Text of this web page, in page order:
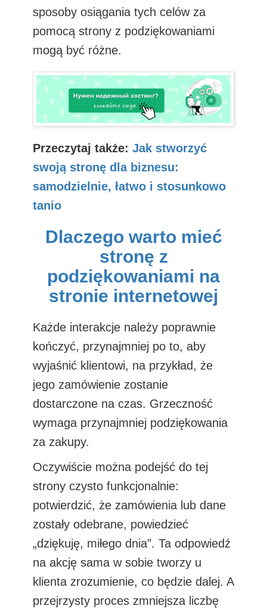
sposoby osiągania tych celów za
pomocą strony z podziękowaniami
mogą być różne.
Przeczytaj także: Jak stworzyć
swoją stronę dla biznesu:
samodzielnie, łatwo i stosunkowo
tanio
Dlaczego warto mieć
stronę z
podziękowaniami na
stronie internetowej
Każde interakcje należy poprawnie
kończyć, przynajmniej po to, aby
wyjaśnić klientowi, na przykład, że
jego zamówienie zostanie
dostarczone na czas. Grzeczność
wymaga przynajmniej podziękowania
za zakupy.
Oczywiście można podejść do tej
strony czysto funkcjonalnie:
potwierdzić, że zamówienia lub dane
zostały odebrane, powiedzieć
„dziękuję, miłego dnia”. Ta odpowiedź
na akcję sama w sobie tworzy u
klienta zrozumienie, co będzie dalej. A
przejrzysty proces zmniejsza liczbę